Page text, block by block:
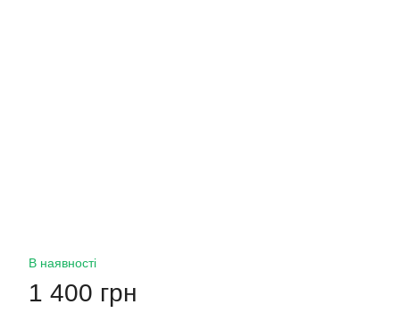
В наявності
1 400 грн